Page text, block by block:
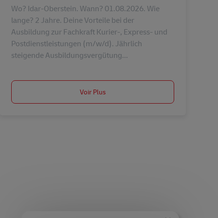
Wo? Idar-Oberstein. Wann? 01.08.2026. Wie
lange? 2 Jahre. Deine Vorteile bei der
Ausbildung zur Fachkraft Kurier-, Express- und
Postdienstleistungen (m/w/d). Jährlich
steigende Ausbildungsvergütung...
Voir Plus